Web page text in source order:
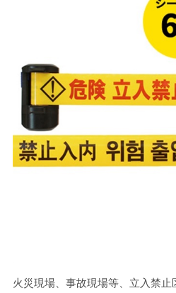
火災現場、事故現場等、立入禁